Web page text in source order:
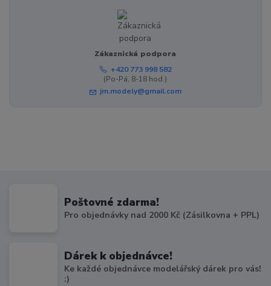
Zákaznická podpora
+420 773 998 582
(Po-Pá, 8-18 hod.)
jm.modely@gmail.com
Poštovné zdarma!
Pro objednávky nad 2000 Kč (Zásilkovna + PPL)
Dárek k objednávce!
Ke každé objednávce modelářský dárek pro vás!
:)